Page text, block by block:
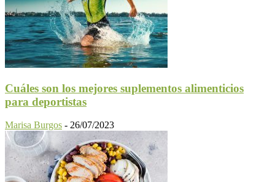
Cuáles son los mejores suplementos alimenticios
para deportistas
Marisa Burgos - 26/07/2023